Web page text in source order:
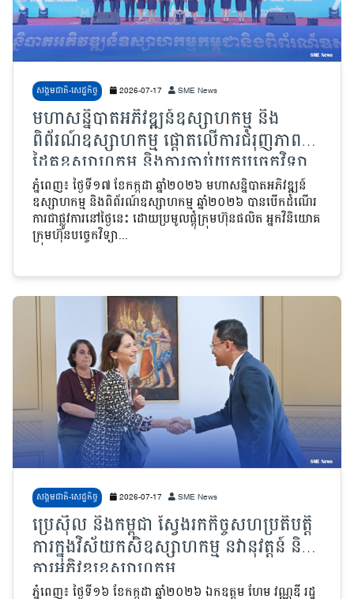
សង្គមជាតិ-សេដ្ឋកិច្ច 2026-07-17 SME News
មហាសន្និបាតអភិវឌ្ឍន៍ឧស្សាហកម្ម និង
ពិព័រណ៍ឧស្សាហកម្ម ផ្តោតលើការជំរុញភាពជា
ដៃគូឧស្សាហកម្ម និងការចាប់យកបច្ចេកវិទ្យា
ទំនើប
ភ្នំពេញ៖ ថ្ងៃទី១៧ ខែកក្កដា ឆ្នាំ២០២៦ មហាសន្និបាតអភិវឌ្ឍន៍
ឧស្សាហកម្ម និងពិព័រណ៍ឧស្សាហកម្ម ឆ្នាំ២០២៦ បានបើកដំណើរ
ការជាផ្លូវការនៅថ្ងៃនេះ ដោយប្រមូលផ្តុំក្រុមហ៊ុនផលិត អ្នកវិនិយោគ
ក្រុមហ៊ុនបច្ចេកវិទ្យា...
សង្គមជាតិ-សេដ្ឋកិច្ច 2026-07-17 SME News
ប្រេស៊ីល និងកម្ពុជា ស្វែងរកកិច្ចសហប្រតិបត្តិ
ការក្នុងវិស័យកសិឧស្សាហកម្ម នវានុវត្តន៍ និង
ការអភិវឌ្ឍឧស្សាហកម្ម
ភ្នំពេញ៖ ថ្ងៃទី១៦ ខែកក្កដា ឆ្នាំ២០២៦ ឯកឧត្តម ហែម វណ្ណឌី រដ្ឋ